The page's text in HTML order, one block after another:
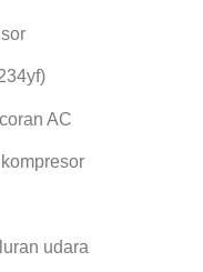
AC
udara